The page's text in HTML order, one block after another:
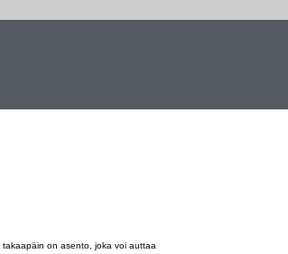
takaapäin on asento, joka voi auttaa